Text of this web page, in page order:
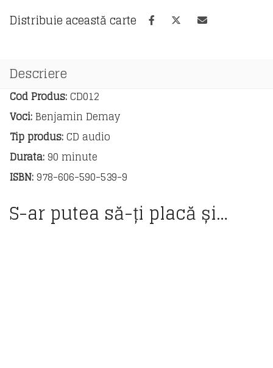
pentru
Limba
caiet
de
lucru
pentru
clasa
a
X-
a
Distribuie această carte
Descriere
Cod Produs:CD012
Voci: Benjamin Demay
Tip produs:CD audio
Durata:90 minute
ISBN:978-606-590-539-9
S-ar putea să-ți placă și…